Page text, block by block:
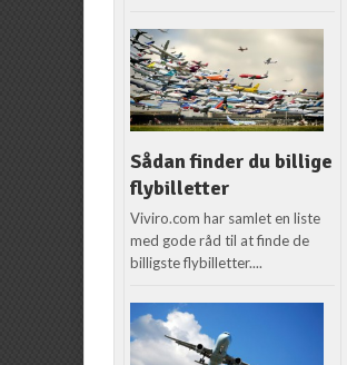
Sådan finder du billige
flybilletter
Viviro.com har samlet en liste
med gode råd til at finde de
billigste flybilletter....